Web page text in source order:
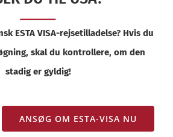
ESTA VISA-rejsetilladelse? Hvis du
skal du kontrollere, om den
stadig er gyldig!
ANSØG OM ESTA-VISA NU